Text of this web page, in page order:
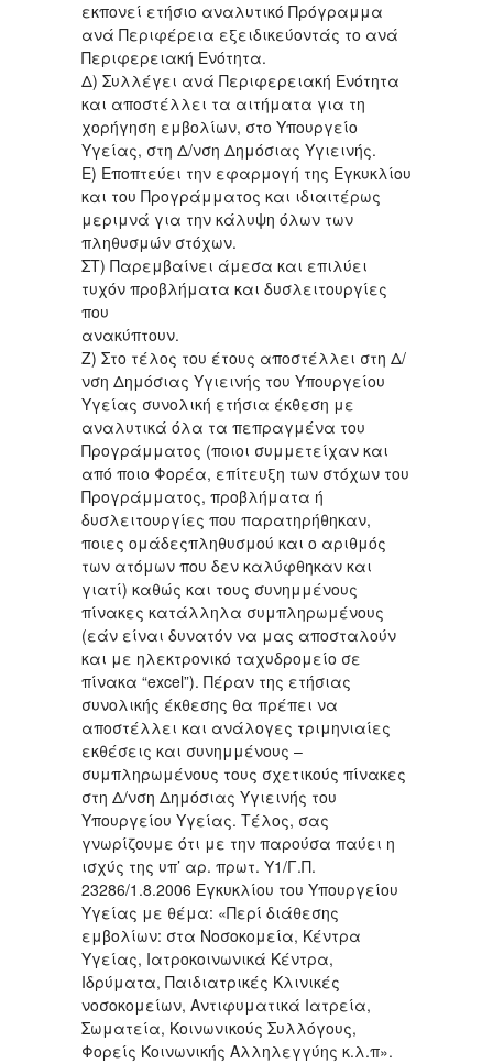
εκπονεί ετήσιο αναλυτικό Πρόγραμμα
ανά Περιφέρεια εξειδικεύοντάς το ανά
Περιφερειακή Ενότητα.
Δ) Συλλέγει ανά Περιφερειακή Ενότητα
και αποστέλλει τα αιτήματα για τη
χορήγηση εμβολίων, στο Υπουργείο
Υγείας, στη Δ/νση Δημόσιας Υγιεινής.
Ε) Εποπτεύει την εφαρμογή της Εγκυκλίου
και του Προγράμματος και ιδιαιτέρως
μεριμνά για την κάλυψη όλων των
πληθυσμών στόχων.
ΣΤ) Παρεμβαίνει άμεσα και επιλύει
τυχόν προβλήματα και δυσλειτουργίες
που
ανακύπτουν.
Ζ) Στο τέλος του έτους αποστέλλει στη Δ/
νση Δημόσιας Υγιεινής του Υπουργείου
Υγείας συνολική ετήσια έκθεση με
αναλυτικά όλα τα πεπραγμένα του
Προγράμματος (ποιοι συμμετείχαν και
από ποιο Φορέα, επίτευξη των στόχων του
Προγράμματος, προβλήματα ή
δυσλειτουργίες που παρατηρήθηκαν,
ποιες ομάδεςπληθυσμού και ο αριθμός
των ατόμων που δεν καλύφθηκαν και
γιατί) καθώς και τους συνημμένους
πίνακες κατάλληλα συμπληρωμένους
(εάν είναι δυνατόν να μας αποσταλούν
και με ηλεκτρονικό ταχυδρομείο σε
πίνακα “excel”). Πέραν της ετήσιας
συνολικής έκθεσης θα πρέπει να
αποστέλλει και ανάλογες τριμηνιαίες
εκθέσεις και συνημμένους –
συμπληρωμένους τους σχετικούς πίνακες
στη Δ/νση Δημόσιας Υγιεινής του
Υπουργείου Υγείας. Τέλος, σας
γνωρίζουμε ότι με την παρούσα παύει η
ισχύς της υπ’ αρ. πρωτ. Υ1/Γ.Π.
23286/1.8.2006 Εγκυκλίου του Υπουργείου
Υγείας με θέμα: «Περί διάθεσης
εμβολίων: στα Νοσοκομεία, Κέντρα
Υγείας, Ιατροκοινωνικά Κέντρα,
Ιδρύματα, Παιδιατρικές Κλινικές
νοσοκομείων, Αντιφυματικά Ιατρεία,
Σωματεία, Κοινωνικούς Συλλόγους,
Φορείς Κοινωνικής Αλληλεγγύης κ.λ.π».